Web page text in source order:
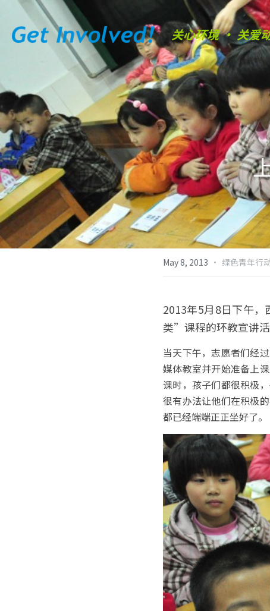
关心环境 • 关爱
May 8, 2013 · 绿色青年行
2013年5月8日下午
类”课程的环教宣讲活
当天下午，志愿者们经
媒体教室并开始准备上
课时，孩子们都很积极
很有办法让他们在积极
都已经端端正正坐好了。